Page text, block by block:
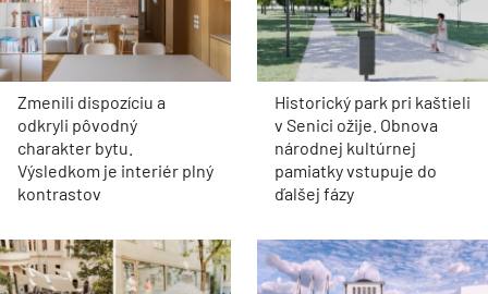
Zmenili dispozíciu a
odkryli pôvodný
charakter bytu.
Výsledkom je interiér plný
kontrastov
Historický park pri kaštieli
v Senici ožije. Obnova
národnej kultúrnej
pamiatky vstupuje do
ďalšej fázy